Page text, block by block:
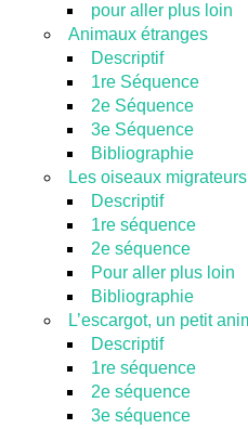
pour aller plus loin
Animaux étranges
Descriptif
1re Séquence
2e Séquence
3e Séquence
Bibliographie
Les oiseaux migrateurs
Descriptif
1re séquence
2e séquence
Pour aller plus loin
Bibliographie
L’escargot, un petit
Descriptif
1re séquence
2e séquence
3e séquence